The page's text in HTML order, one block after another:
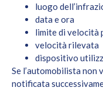
luogo
data e ora
limite di velocità
velocità rilevata
dispositivo
Se l’automobilista non
notificata